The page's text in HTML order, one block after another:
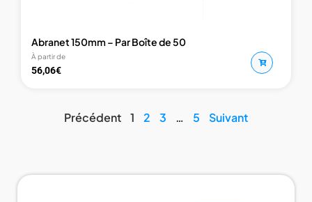
Abranet 150mm – Par Boîte de 50
À partir de
56,06€
Précédent 1 2 3 … 5 Suivant